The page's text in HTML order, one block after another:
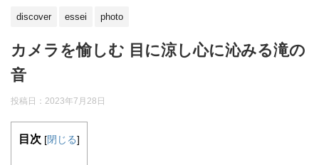
discover essei photo
カメラを愉しむ 目に涼し心に沁みる滝の
音
投稿日： 2023年7月28日
目次 [閉じる]